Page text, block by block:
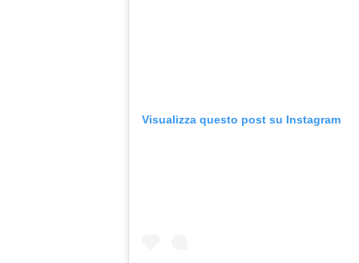
Visualizza questo post su Instagram